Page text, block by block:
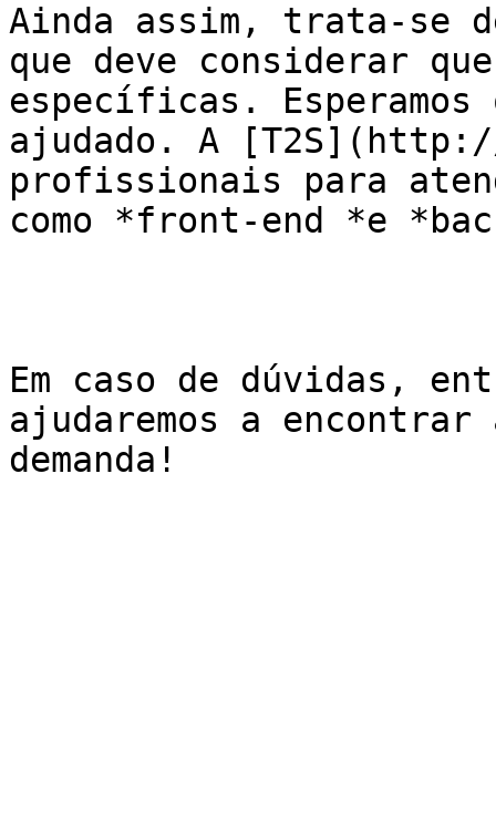
Ainda assim, trata-se
que deve considerar
específicas.
ajudado. A
profissionais para
como *front-end *e
Em caso de dúvidas,
ajudaremos a
demanda!